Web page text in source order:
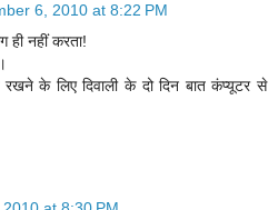
6, 2010 at 8:22 PM
नहीं करता!
के लिए दिवाली के दो दिन बात कंप्यूटर से